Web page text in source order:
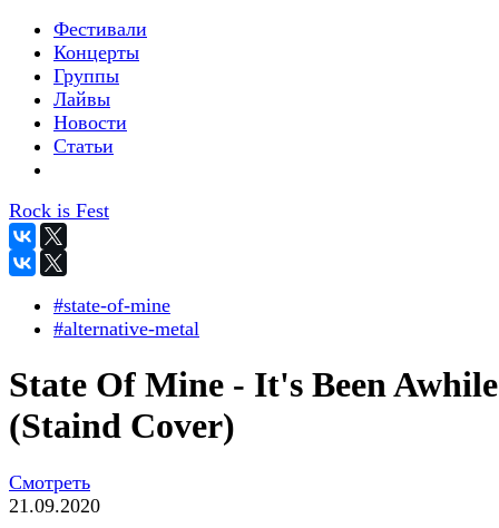
Фестивали
Концерты
Группы
Лайвы
Новости
Статьи
Rock is Fest
#state-of-mine
#alternative-metal
State Of Mine - It's Been Awhile
(Staind Cover)
Смотреть
21.09.2020